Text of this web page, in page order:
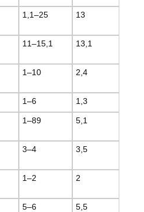
1,1–25 13
11–15,1 13,1
1–10 2,4
1–6 1,3
1–89 5,1
3–4 3,5
1–2 2
5–6 5,5